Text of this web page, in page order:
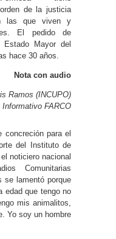
orden de la justicia
las que viven y
El pedido de
Mayor del
hace 30 años.
Nota con audio
Ramos (INCUPO)
Informativo FARCO
concreción para el
del Instituto de
noticiero nacional
Comunitarias
se lamentó porque
edad que tengo no
mis animalitos,
Yo soy un hombre